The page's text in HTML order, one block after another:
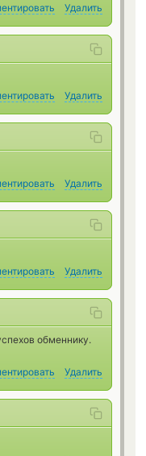
Удалить
Удалить
Удалить
Удалить
обменнику.
Удалить